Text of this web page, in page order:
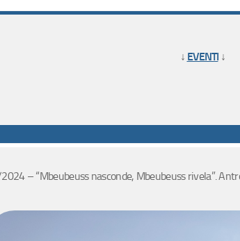
↓ EVENTI↓
– “Mbeubeuss nasconde, Mbeubeuss rivela”.